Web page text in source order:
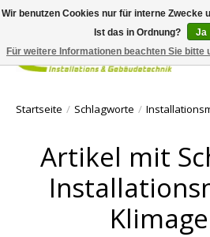
Startseite / Schlagworte /
Artikel mit
Wir benutzen Cookies nur für interne Zwecke
Ist das in Ordnung?
Ja
Für weitere Informationen beachten Sie